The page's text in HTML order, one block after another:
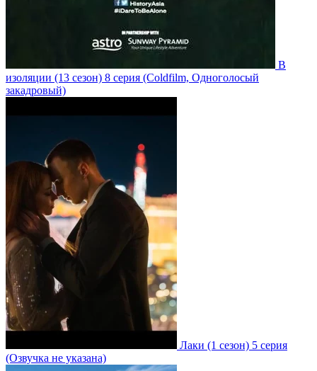
В
изоляции (13 сезон) 8 серия (Coldfilm, Одноголосый
закадровый)
Лаки (1 сезон) 5 серия
(Озвучка не указана)